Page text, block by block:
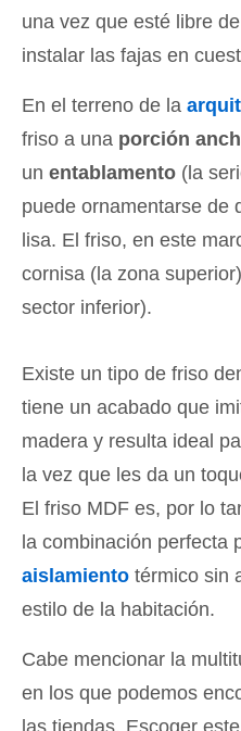
una vez que esté libre
instalar las fajas en
En el terreno de la
friso a una porción
un entablamento (la
puede ornamentarse de
lisa. El friso, en este
cornisa (la zona
sector inferior).
Existe un tipo de friso
tiene un acabado que
madera y resulta ideal
la vez que les da un
El friso MDF es, por lo
la combinación perfecta
aislamiento térmico sin
estilo de la habitación.
Cabe mencionar la
en los que podemos
las tiendas. Escoger